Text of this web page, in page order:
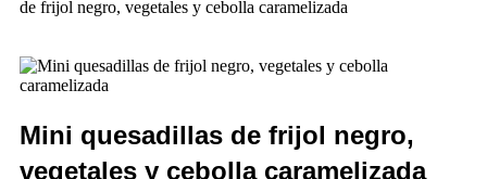
de frijol negro, vegetales y cebolla caramelizada
Mini quesadillas de frijol negro,
vegetales y cebolla caramelizada